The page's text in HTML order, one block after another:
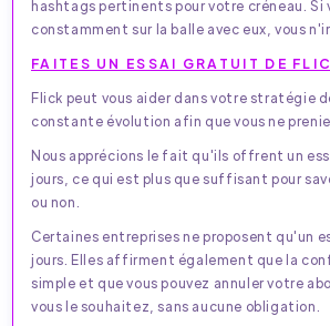
hashtags pertinents pour votre créneau. Si
constamment sur la balle avec eux, vous
FAITES UN ESSAI GRATUIT DE
Flick peut vous aider dans votre stratégie
constante évolution afin que vous ne
Nous apprécions le fait qu'ils offrent un
jours, ce qui est plus que suffisant pour
ou non.
Certaines entreprises ne proposent qu'un
jours. Elles affirment également que la
simple et que vous pouvez annuler votre
vous le souhaitez, sans aucune obligation.